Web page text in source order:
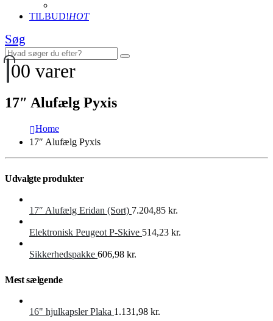
TILBUD!HOT
Søg
00 varer
17″ Alufælg Pyxis
Home
17″ Alufælg Pyxis
Udvalgte produkter
17″ Alufælg Eridan (Sort) 7.204,85 kr.
Elektronisk Peugeot P-Skive 514,23 kr.
Sikkerhedspakke 606,98 kr.
Mest sælgende
16" hjulkapsler Plaka 1.131,98 kr.